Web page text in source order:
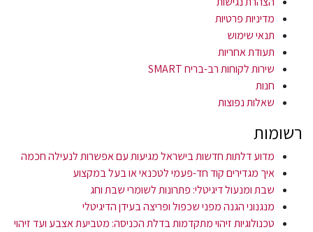
מדיניות פרטיות
תנאי שימוש
תעודת אחריות
שירות לקוחות רב-בריח SMART
חנות
שאלות נפוצות
רשומות
מדוע דלתות חדשות בישראל מגיעות עם אפשרות לנעילה חכמה
איך מגדירים קוד חד-פעמי לטכנאי או בעל במקצוע
שבת ומנעול דיגיטלי: פתרונות לשומרי שבת וחג
מנגנוני הגנה מפני שכפול ופריצה בעידן הדיגיטלי
טכנולוגיות זיהוי מתקדמות בדלת הכניסה: מטביעת אצבע ועד זיהוי